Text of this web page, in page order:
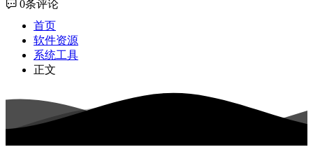
0条评论
首页
软件资源
系统工具
正文